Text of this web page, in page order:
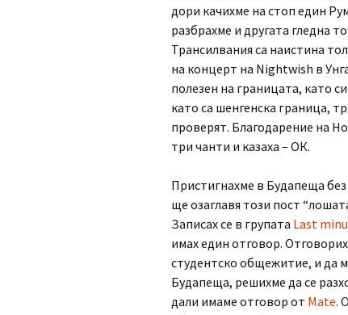
дори качихме на стоп един
разбрахме и другата гледна
Трансилвания са наистина
на концерт на Nightwish в
полезен на границата, като
като са шенгенска граница,
проверят. Благодарение на
три чанти и казаха – ОК.
Пристигнахме в Будапеща
ще озаглавя този пост
Записах се в групата Last
имах един отговор.
студентско общежитие, и да
Будапеща, решихме да се
дали имаме отговор от Mate.